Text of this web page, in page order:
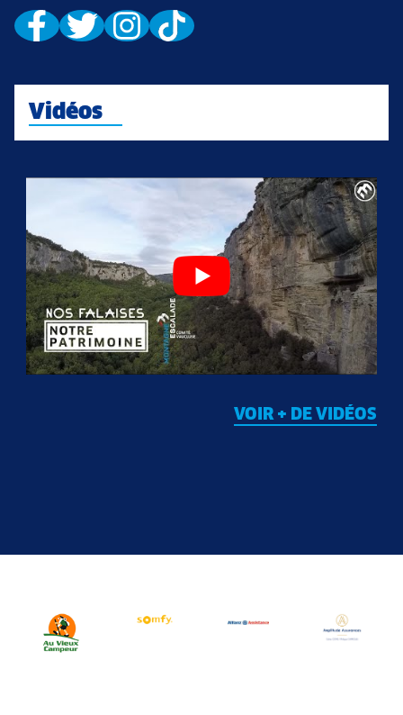
Vidéos
VOIR + DE VIDÉOS